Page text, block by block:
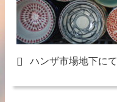
ハンザ市場地下にて